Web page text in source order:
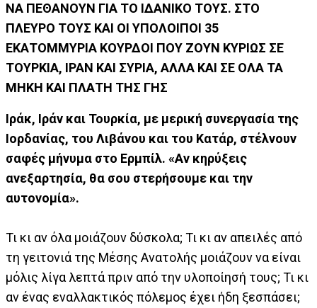
ΝΑ ΠΕΘΑΝΟΥΝ ΓΙΑ ΤΟ ΙΔΑΝΙΚΟ ΤΟΥΣ. ΣΤΟ
ΠΛΕΥΡΟ ΤΟΥΣ ΚΑΙ ΟΙ ΥΠΟΛΟΙΠΟΙ 35
ΕΚΑΤΟΜΜΥΡΙΑ ΚΟΥΡΔΟΙ ΠΟΥ ΖΟΥΝ ΚΥΡΙΩΣ ΣΕ
ΤΟΥΡΚΙΑ, ΙΡΑΝ ΚΑΙ ΣΥΡΙΑ, ΑΛΛΑ ΚΑΙ ΣΕ ΟΛΑ ΤΑ
ΜΗΚΗ ΚΑΙ ΠΛΑΤΗ ΤΗΣ ΓΗΣ
Ιράκ, Ιράν και Τουρκία, με μερική συνεργασία της
Ιορδανίας, του Λιβάνου και του Κατάρ, στέλνουν
σαφές μήνυμα στο Ερμπίλ. «Αν κηρύξεις
ανεξαρτησία, θα σου στερήσουμε και την
αυτονομία».
Τι κι αν όλα μοιάζουν δύσκολα; Τι κι αν απειλές από
τη γειτονιά της Μέσης Ανατολής μοιάζουν να είναι
μόλις λίγα λεπτά πριν από την υλοποίησή τους; Τι κι
αν ένας εναλλακτικός πόλεμος έχει ήδη ξεσπάσει;